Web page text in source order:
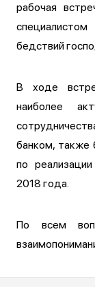
рабочая
бедствий
В ходе
наиболее
банком, также
по
2018 года.
По всем